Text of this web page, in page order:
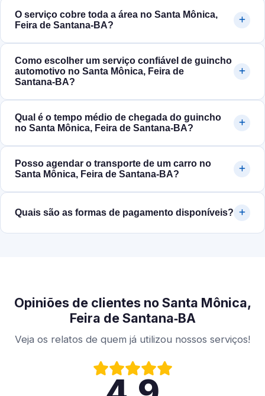
O serviço cobre toda a área no Santa Mônica,
Feira de Santana‑BA?
Como escolher um serviço confiável de guincho
automotivo no Santa Mônica, Feira de
Santana‑BA?
Qual é o tempo médio de chegada do guincho
no Santa Mônica, Feira de Santana‑BA?
Posso agendar o transporte de um carro no
Santa Mônica, Feira de Santana‑BA?
Quais são as formas de pagamento disponíveis?
Opiniões de clientes no Santa Mônica,
Feira de Santana‑BA
Veja os relatos de quem já utilizou nossos serviços!